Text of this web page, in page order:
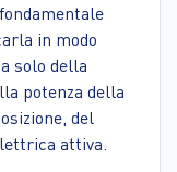
in modo
solo della
potenza della
del
attiva.